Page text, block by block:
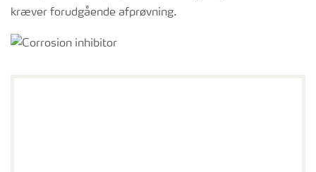
kræver forudgående afprøvning.